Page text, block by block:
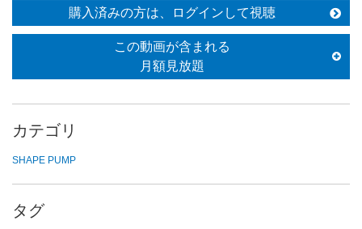
購入済みの方は、ログインして視聴
この動画が含まれる
月額見放題
カテゴリ
SHAPE PUMP
タグ